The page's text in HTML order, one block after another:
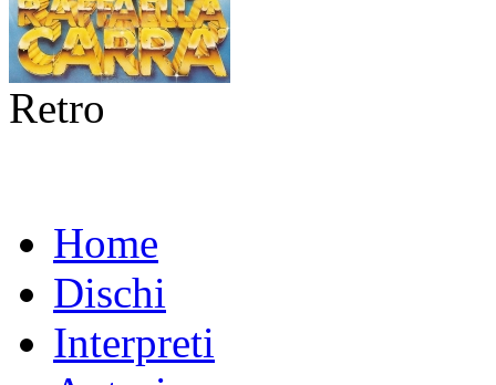
Retro
Home
Dischi
Interpreti